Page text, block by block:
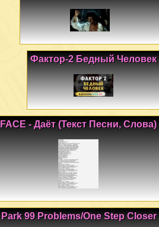
Фактор-2 Бедный Человек
FACE - Даёт (Текст Песни, Слова)
99 Problems/One Step Closer